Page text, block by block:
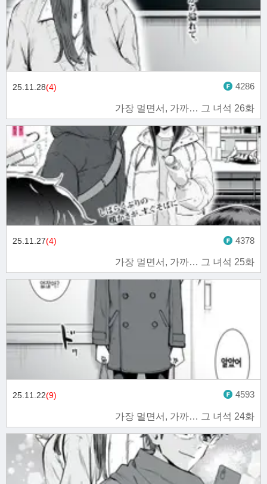
가장 멀면서, 가까… 그 녀석 26화
25.11.28(4) 4286
가장 멀면서, 가까… 그 녀석 25화
25.11.27(4) 4378
가장 멀면서, 가까… 그 녀석 24화
25.11.22(9) 4593